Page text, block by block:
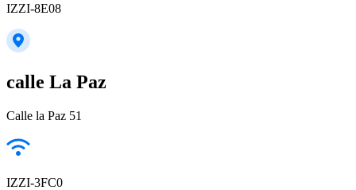
IZZI-8E08
calle La Paz
Calle la Paz 51
IZZI-3FC0